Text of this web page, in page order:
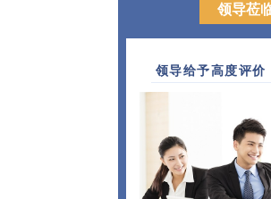
领导莅
领导给予高度评价